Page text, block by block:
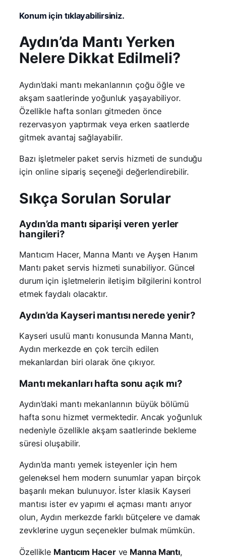
Konum için tıklayabilirsiniz.
Aydın’da Mantı Yerken
Nelere Dikkat Edilmeli?
Aydın’daki mantı mekanlarının çoğu öğle ve
akşam saatlerinde yoğunluk yaşayabiliyor.
Özellikle hafta sonları gitmeden önce
rezervasyon yaptırmak veya erken saatlerde
gitmek avantaj sağlayabilir.
Bazı işletmeler paket servis hizmeti de sunduğu
için online sipariş seçeneği değerlendirebilir.
Sıkça Sorulan Sorular
Aydın’da mantı siparişi veren yerler
hangileri?
Mantıcım Hacer, Manna Mantı ve Ayşen Hanım
Mantı paket servis hizmeti sunabiliyor. Güncel
durum için işletmelerin iletişim bilgilerini kontrol
etmek faydalı olacaktır.
Aydın’da Kayseri mantısı nerede yenir?
Kayseri usulü mantı konusunda Manna Mantı,
Aydın merkezde en çok tercih edilen
mekanlardan biri olarak öne çıkıyor.
Mantı mekanları hafta sonu açık mı?
Aydın’daki mantı mekanlarının büyük bölümü
hafta sonu hizmet vermektedir. Ancak yoğunluk
nedeniyle özellikle akşam saatlerinde bekleme
süresi oluşabilir.
Aydın’da mantı yemek isteyenler için hem
geleneksel hem modern sunumlar yapan birçok
başarılı mekan bulunuyor. İster klasik Kayseri
mantısı ister ev yapımı el açması mantı arıyor
olun, Aydın merkezde farklı bütçelere ve damak
zevklerine uygun seçenekler bulmak mümkün.
Özellikle Mantıcım Hacerve Manna Mantı,